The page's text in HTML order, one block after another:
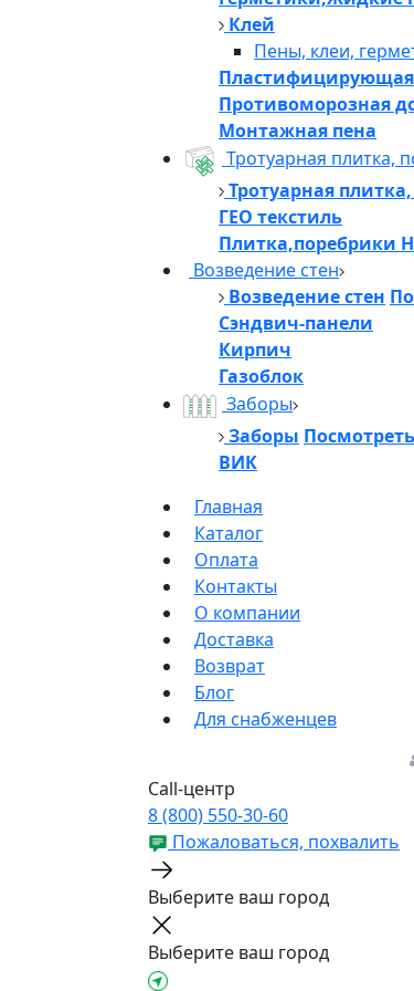
Клей
Пены, клеи,
Пластифицирующая
Противоморозная
Монтажная пена
Тротуарная плитка,
Тротуарная
ГЕО текстиль
Плитка,поребрики
Возведение стен
Возведение стен
Сэндвич-панели
Кирпич
Газоблок
Заборы
Заборы
ВИК
Главная
Каталог
Оплата
Контакты
О компании
Доставка
Возврат
Блог
Для снабженцев
Call-центр
8 (800) 550-30-60
Пожаловаться, похвалить
Выберите ваш город
Выберите ваш город